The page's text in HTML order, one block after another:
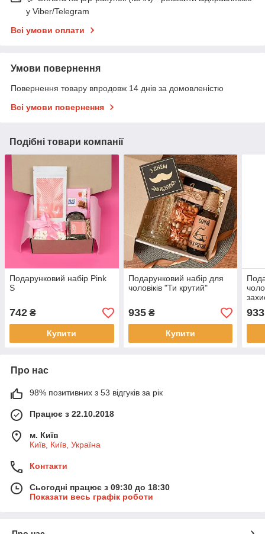
у Viber/Telegram
Всі умови оплати
Умови повернення
Повернення товару впродовж 14 днів за домовленістю
Всі умови повернення
Подібні товари компанії
Подарунковий набір Pink
S
742 ₴
Купити
Подарунковий набір для
чоловіків "Ти крутий"
935₴
Купити
933
Про нас
98% позитивних з 53 відгуків за рік
Працює з 22.10.2018
м. Київ
Київ, Київ, Україна
Контакти
Сьогодні працює з 09:30 до 18:30
Показати весь графік роботи